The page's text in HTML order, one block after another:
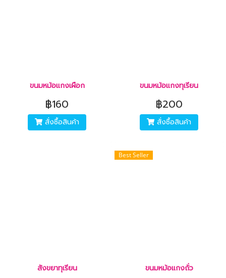
ขนมหม้อแกงเผือก
฿160
สั่งซื้อสินค้า
ขนมหม้อแกงทุเรียน
฿200
สั่งซื้อสินค้า
สังขยาทุเรียน
Best Seller
ขนมหม้อแกงถั่ว